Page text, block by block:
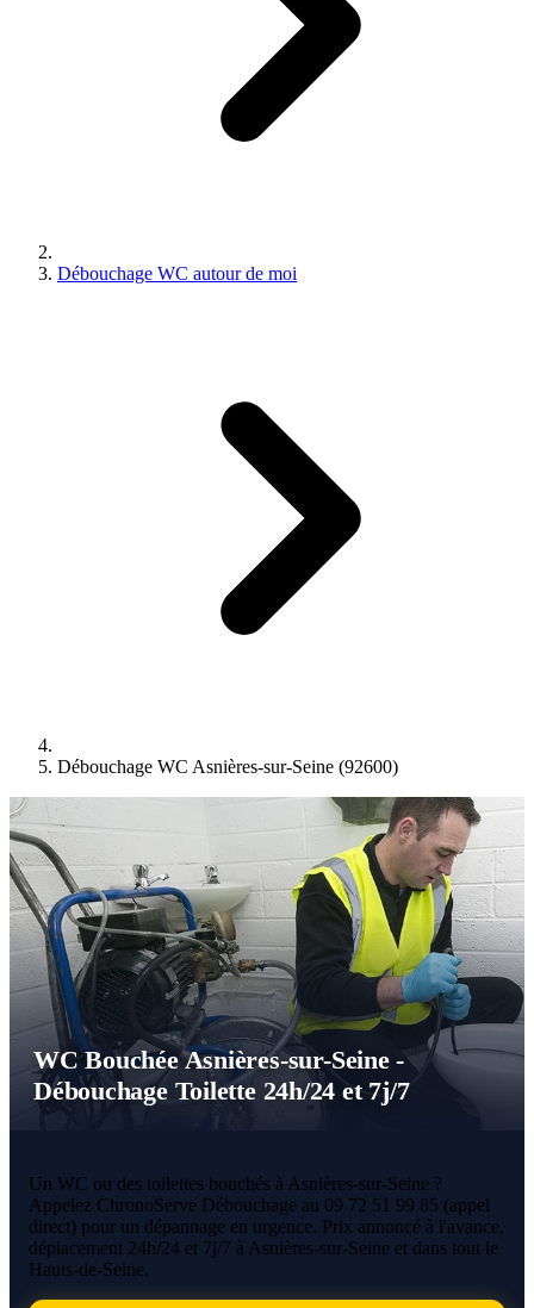
Débouchage WC autour de moi
Débouchage WC Asnières-sur-Seine (92600)
WC Bouchée Asnières-sur-Seine -
Débouchage Toilette 24h/24 et 7j/7
Un WC ou des toilettes bouchés à Asnières-sur-Seine ?
Appelez ChronoServe Débouchage au 09 72 51 99 85 (appel
direct) pour un dépannage en urgence. Prix annoncé à l'avance,
déplacement 24h/24 et 7j/7 à Asnières-sur-Seine et dans tout le
Hauts-de-Seine.